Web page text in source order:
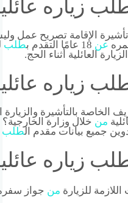
زياره
الإقامة تصريح عمل
عن طلب
الزيارة العائلية أثناء الحج.
زياره
الخاصة بالتأشيرة والزيارة
من خلال وزارة الخارجية؟
جميع بيانات مقدم ال طلب
زياره
للزيارة من جواز